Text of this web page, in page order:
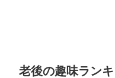
老後の趣味ラン